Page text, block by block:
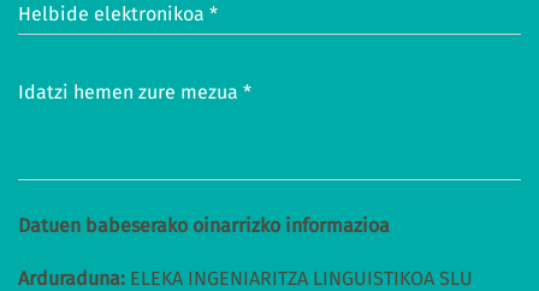
Helbide elektronikoa *
Idatzi hemen zure mezua *
Datuen babeserako oinarrizko informazioa
Arduraduna: ELEKA INGENIARITZA LINGUISTIKOA SLU